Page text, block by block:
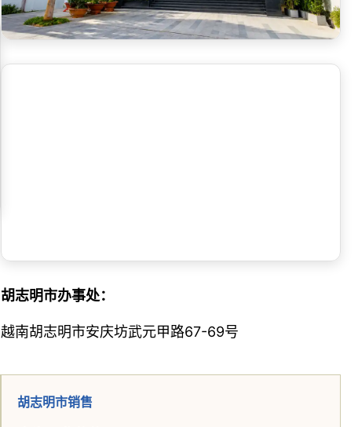
胡志明市办事处：
越南胡志明市安庆坊武元甲路67-69号
胡志明市销售